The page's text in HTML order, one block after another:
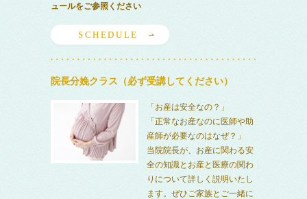
ュールをご参照ください
SCHEDULE
院長分娩クラス（必ず受講してください）
「お産は安全なの？」
「正常なお産なのに医師や助
産師が必要なのはなぜ？」
当院院長が、お産に関わる安
全の知識とお産と医療の関わ
りについて詳しく説明いたし
ます。ぜひご家族とご一緒に